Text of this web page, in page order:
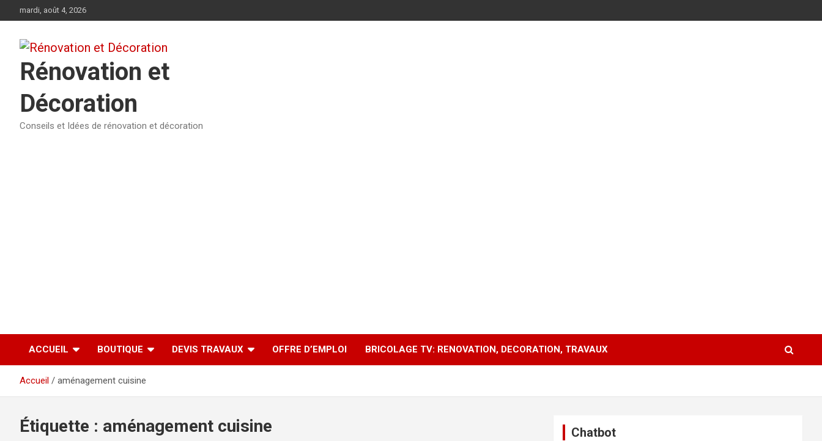
au
mardi, août 4, 2026
Rénovation et
Décoration
Conseils et Idées de rénovation et décoration
ACCUEIL BOUTIQUE DEVIS TRAVAUX OFFRE D’EMPLOI BRICOLAGE TV: RENOVATION, DECORATION, TRAVAUX
Accueil aménagement cuisine
Étiquette : aménagement cuisine Chatbot